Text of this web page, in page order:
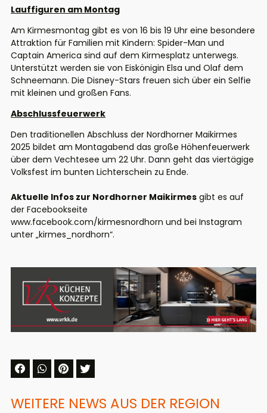
Lauffiguren am Montag
Am Kirmesmontag gibt es von 16 bis 19 Uhr eine besondere
Attraktion für Familien mit Kindern: Spider-Man und
Captain America sind auf dem Kirmesplatz unterwegs.
Unterstützt werden sie von Eiskönigin Elsa und Olaf dem
Schneemann. Die Disney-Stars freuen sich über ein Selfie
mit kleinen und großen Fans.
Abschlussfeuerwerk
Den traditionellen Abschluss der Nordhorner Maikirmes
2025 bildet am Montagabend das große Höhenfeuerwerk
über dem Vechtesee um 22 Uhr. Dann geht das viertägige
Volksfest im bunten Lichterschein zu Ende.
Aktuelle Infos zur Nordhorner Maikirmes gibt es auf
der Facebookseite
www.facebook.com/kirmesnordhorn und bei Instagram
unter „kirmes_nordhorn“.
WEITERE NEWS AUS DER REGION